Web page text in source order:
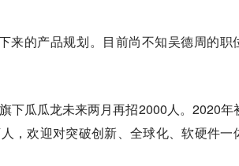
来的产品规划。目前尚不知吴德周的职
瓜瓜龙未来两月再招2000人。2020年
，欢迎对突破创新、全球化、软硬件一